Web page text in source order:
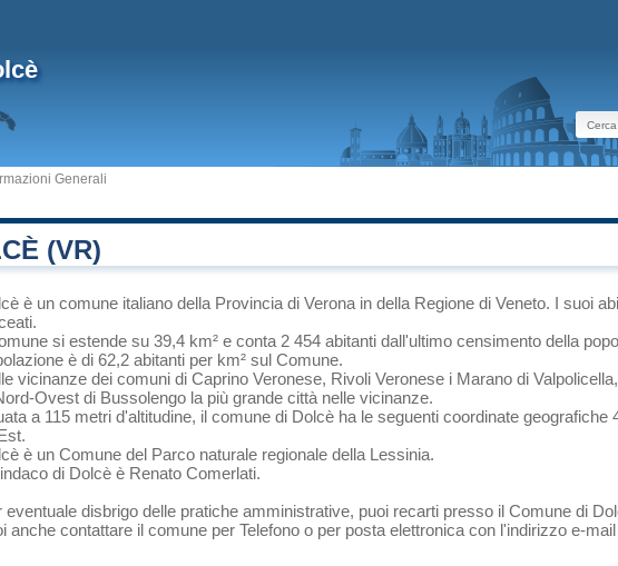
Generali
(VR)
è un comune italiano della Provincia di Verona in della Regione di Veneto. I suoi
si estende su 39,4 km² e conta 2 454 abitanti dall'ultimo censimento della
è di 62,2 abitanti per km² sul Comune.
vicinanze dei comuni di Caprino Veronese, Rivoli Veronese i Marano di Valpolicella
Ovest di Bussolengo la più grande città nelle vicinanze.
a 115 metri d'altitudine, il comune di Dolcè ha le seguenti coordinate geografiche
è un Comune del Parco naturale regionale della Lessinia.
di Dolcè è Renato Comerlati.
eventuale disbrigo delle pratiche amministrative, puoi recarti presso il Comune di
anche contattare il comune per Telefono o per posta elettronica con l'indirizzo e-